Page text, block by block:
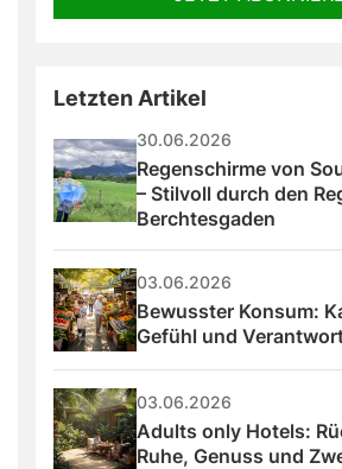
Letzten Artikel
30.06.2026
Regenschirme von
– Stilvoll durch den
Berchtesgaden
03.06.2026
Bewusster Konsum:
Gefühl und
03.06.2026
Adults only Hotels:
Ruhe, Genuss und